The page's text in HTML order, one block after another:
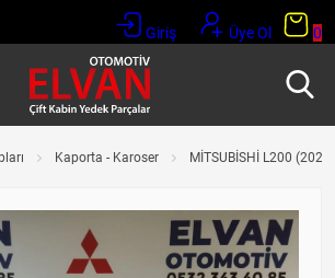
Giriş Üye Ol 0
Kaporta - Karoser MİTSUBİSHİ L200